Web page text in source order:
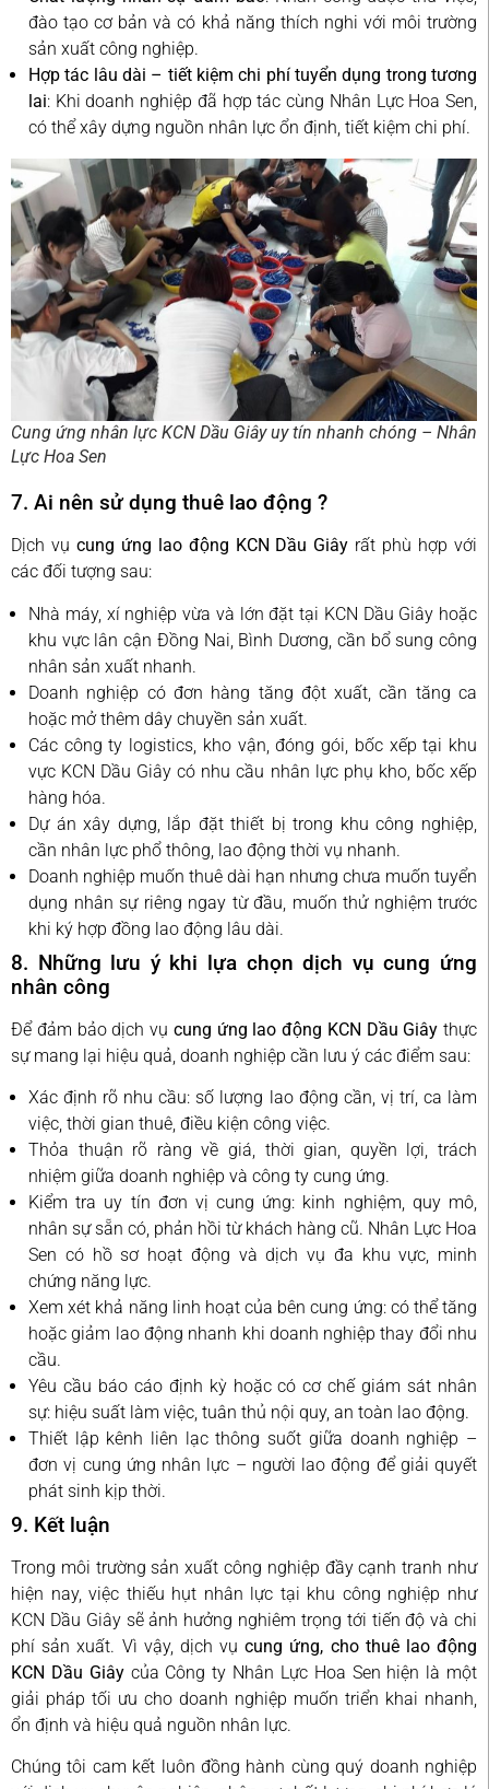
đào tạo cơ bản và có khả năng thích nghi với môi trường
sản xuất công nghiệp.
Hợp tác lâu dài – tiết kiệm chi phí tuyển dụng trong tương
lai: Khi doanh nghiệp đã hợp tác cùng Nhân Lực Hoa Sen,
có thể xây dựng nguồn nhân lực ổn định, tiết kiệm chi phí.
Cung ứng nhân lực KCN Dầu Giây uy tín nhanh chóng – Nhân
Lực Hoa Sen
7. Ai nên sử dụng thuê lao động ?
Dịch vụ cung ứng lao động KCN Dầu Giây rất phù hợp với
các đối tượng sau:
Nhà máy, xí nghiệp vừa và lớn đặt tại KCN Dầu Giây hoặc
khu vực lân cận Đồng Nai, Bình Dương, cần bổ sung công
nhân sản xuất nhanh.
Doanh nghiệp có đơn hàng tăng đột xuất, cần tăng ca
hoặc mở thêm dây chuyền sản xuất.
Các công ty logistics, kho vận, đóng gói, bốc xếp tại khu
vực KCN Dầu Giây có nhu cầu nhân lực phụ kho, bốc xếp
hàng hóa.
Dự án xây dựng, lắp đặt thiết bị trong khu công nghiệp,
cần nhân lực phổ thông, lao động thời vụ nhanh.
Doanh nghiệp muốn thuê dài hạn nhưng chưa muốn tuyển
dụng nhân sự riêng ngay từ đầu, muốn thử nghiệm trước
khi ký hợp đồng lao động lâu dài.
8. Những lưu ý khi lựa chọn dịch vụ cung ứng
nhân công
Để đảm bảo dịch vụ cung ứng lao động KCN Dầu Giây thực
sự mang lại hiệu quả, doanh nghiệp cần lưu ý các điểm sau:
Xác định rõ nhu cầu: số lượng lao động cần, vị trí, ca làm
việc, thời gian thuê, điều kiện công việc.
Thỏa thuận rõ ràng về giá, thời gian, quyền lợi, trách
nhiệm giữa doanh nghiệp và công ty cung ứng.
Kiểm tra uy tín đơn vị cung ứng: kinh nghiệm, quy mô,
nhân sự sẵn có, phản hồi từ khách hàng cũ. Nhân Lực Hoa
Sen có hồ sơ hoạt động và dịch vụ đa khu vực, minh
chứng năng lực.
Xem xét khả năng linh hoạt của bên cung ứng: có thể tăng
hoặc giảm lao động nhanh khi doanh nghiệp thay đổi nhu
cầu.
Yêu cầu báo cáo định kỳ hoặc có cơ chế giám sát nhân
sự: hiệu suất làm việc, tuân thủ nội quy, an toàn lao động.
Thiết lập kênh liên lạc thông suốt giữa doanh nghiệp –
đơn vị cung ứng nhân lực – người lao động để giải quyết
phát sinh kịp thời.
9. Kết luận
Trong môi trường sản xuất công nghiệp đầy cạnh tranh như
hiện nay, việc thiếu hụt nhân lực tại khu công nghiệp như
KCN Dầu Giây sẽ ảnh hưởng nghiêm trọng tới tiến độ và chi
phí sản xuất. Vì vậy, dịch vụcung ứng, cho thuê lao động
KCN Dầu Giâycủa Công ty Nhân Lực Hoa Sen hiện là một
giải pháp tối ưu cho doanh nghiệp muốn triển khai nhanh,
ổn định và hiệu quả nguồn nhân lực.
Chúng tôi cam kết luôn đồng hành cùng quý doanh nghiệp